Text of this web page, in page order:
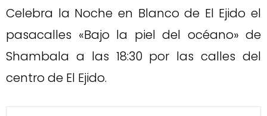
Celebra la Noche en Blanco de El Ejido el
pasacalles «Bajo la piel del océano» de
Shambala a las 18:30 por las calles del
centro de El Ejido.